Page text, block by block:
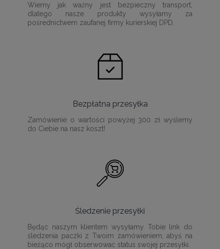
Wiemy jak ważny jest bezpieczny transport,
dlatego nasze produkty wysyłamy za
pośrednictwem zaufanej firmy kurierskiej DPD.
Bezpłatna przesyłka
Zamówienie o wartości powyżej 300 zł wyślemy
do Ciebie na nasz koszt!
Śledzenie przesyłki
Będąc naszym klientem wysyłamy Tobie link do
śledzenia paczki z Twoim zamówieniem, abyś na
bieżąco mógł obserwować status swojej przesyłki.